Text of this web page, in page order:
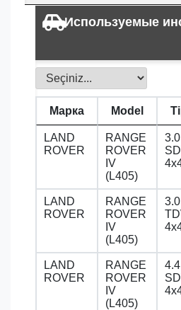
Используемые
Марка Model
LAND
ROVER
RANGE
ROVER
IV
(L405)
3.0
LAND
ROVER
RANGE
ROVER
IV
(L405)
3.0
LAND
ROVER
RANGE
ROVER
IV
(L405)
4.4